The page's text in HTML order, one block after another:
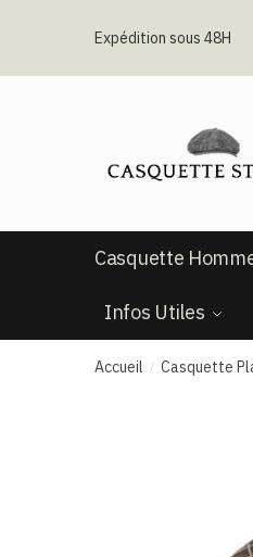
Expédition sous 48H
Casquette
Infos Utiles
Accueil / Casquette